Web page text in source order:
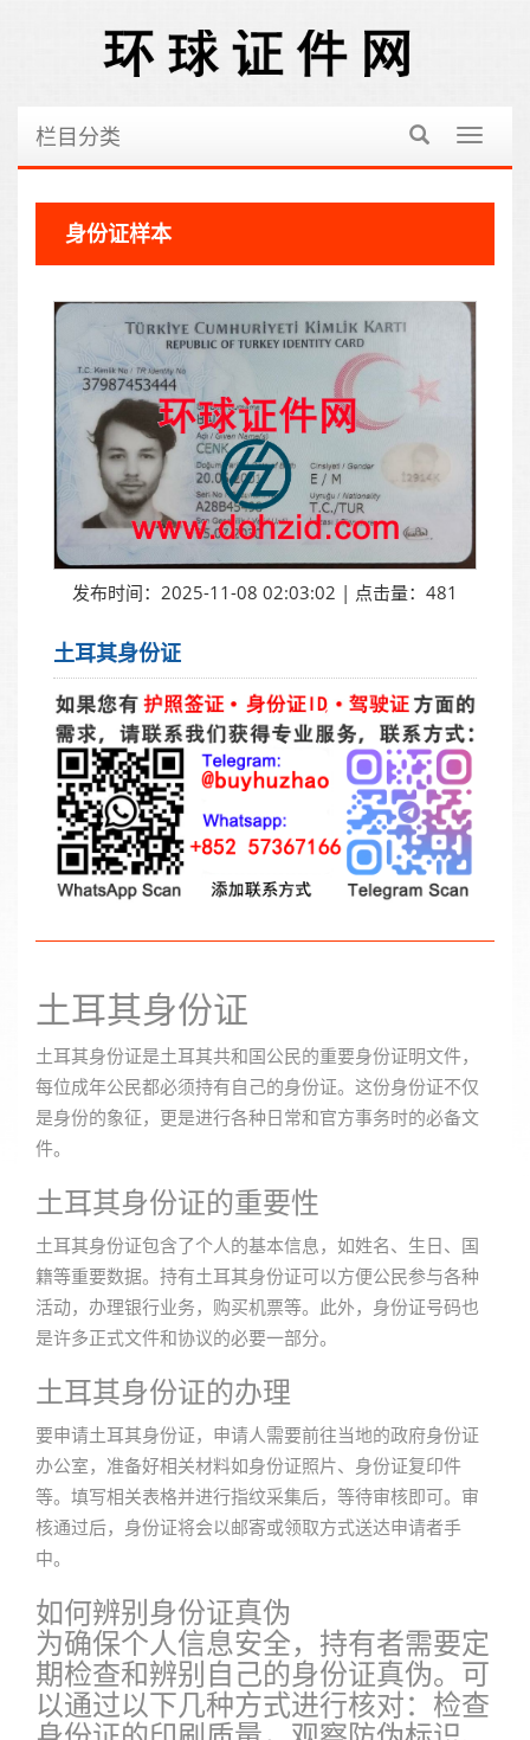
切
航
栏目分类
身份证样本
发布时间：2025-11-08 02:03:02 | 点击量：481
土耳其身份证
土耳其身份证
土耳其身份证是土耳其共和国公民的重要身份证明文件，
每位成年公民都必须持有自己的身份证。这份身份证不仅
是身份的象征，更是进行各种日常和官方事务时的必备文
件。
土耳其身份证的重要性
土耳其身份证包含了个人的基本信息，如姓名、生日、国
籍等重要数据。持有土耳其身份证可以方便公民参与各种
活动，办理银行业务，购买机票等。此外，身份证号码也
是许多正式文件和协议的必要一部分。
土耳其身份证的办理
要申请土耳其身份证，申请人需要前往当地的政府身份证
办公室，准备好相关材料如身份证照片、身份证复印件
等。填写相关表格并进行指纹采集后，等待审核即可。审
核通过后，身份证将会以邮寄或领取方式送达申请者手
中。
如何辨别身份证真伪
为确保个人信息安全，持有者需要定
期检查和辨别自己的身份证真伪。可
以通过以下几种方式进行核对：检查